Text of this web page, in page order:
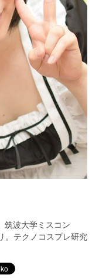
筑波大学ミスコン
。テクノコスプレ研究